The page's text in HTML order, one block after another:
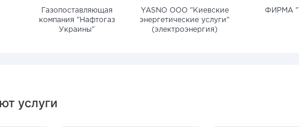
Газопоставляющая
компания "Нафтогаз
Украины"
YASNO OOO "Киевские
энергетические услуги"
(электроэнергия)
ФИРМА
услуги